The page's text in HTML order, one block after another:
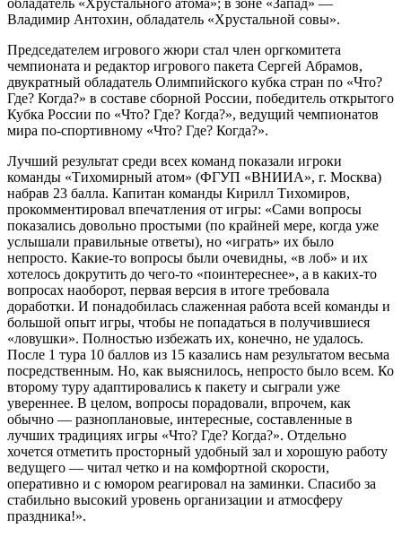
Владимир Антохин, обладатель «Хрустальной совы».
Председателем игрового жюри стал член оргкомитета
чемпионата и редактор игрового пакета Сергей Абрамов,
двукратный обладатель Олимпийского кубка стран по «Что?
Где? Когда?» в составе сборной России, победитель открытого
Кубка России по «Что? Где? Когда?», ведущий чемпионатов
мира по-спортивному «Что? Где? Когда?».
Лучший результат среди всех команд показали игроки
команды «Тихомирный атом» (ФГУП «ВНИИА», г. Москва)
набрав 23 балла. Капитан команды Кирилл Тихомиров,
прокомментировал впечатления от игры: «Сами вопросы
показались довольно простыми (по крайней мере, когда уже
услышали правильные ответы), но «играть» их было
непросто. Какие-то вопросы были очевидны, «в лоб» и их
хотелось докрутить до чего-то «поинтереснее», а в каких-то
вопросах наоборот, первая версия в итоге требовала
доработки. И понадобилась слаженная работа всей команды и
большой опыт игры, чтобы не попадаться в получившиеся
«ловушки». Полностью избежать их, конечно, не удалось.
После 1 тура 10 баллов из 15 казались нам результатом весьма
посредственным. Но, как выяснилось, непросто было всем. Ко
второму туру адаптировались к пакету и сыграли уже
увереннее. В целом, вопросы порадовали, впрочем, как
обычно — разноплановые, интересные, составленные в
лучших традициях игры «Что? Где? Когда?». Отдельно
хочется отметить просторный удобный зал и хорошую работу
ведущего — читал четко и на комфортной скорости,
оперативно и с юмором реагировал на заминки. Спасибо за
стабильно высокий уровень организации и атмосферу
праздника!».